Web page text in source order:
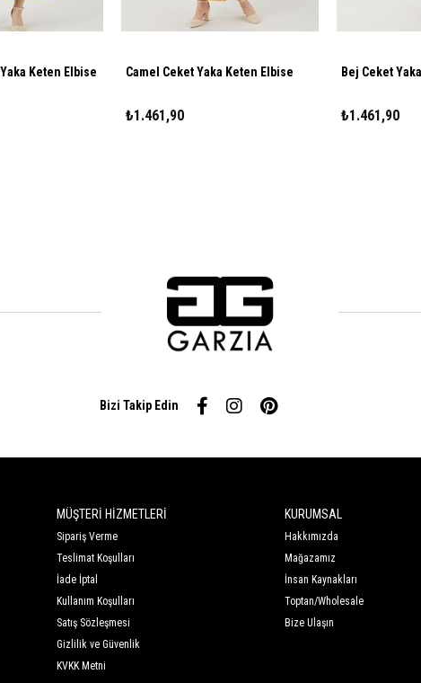
Keten Elbise Camel Ceket Yaka Keten Elbise
₺1.461,90
Bej Ceket
₺1.461,90
Bizi Takip Edin
MÜŞTERİ HİZMETLERİ
Sipariş Verme
Teslimat Koşulları
İade İptal
Kullanım Koşulları
Satış Sözleşmesi
Gizlilik ve Güvenlik
KVKK Metni
KURUMSAL
Hakkımızda
Mağazamız
İnsan Kaynakları
Toptan/Wholesale
Bize Ulaşın